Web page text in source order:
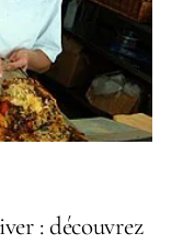
: découvrez